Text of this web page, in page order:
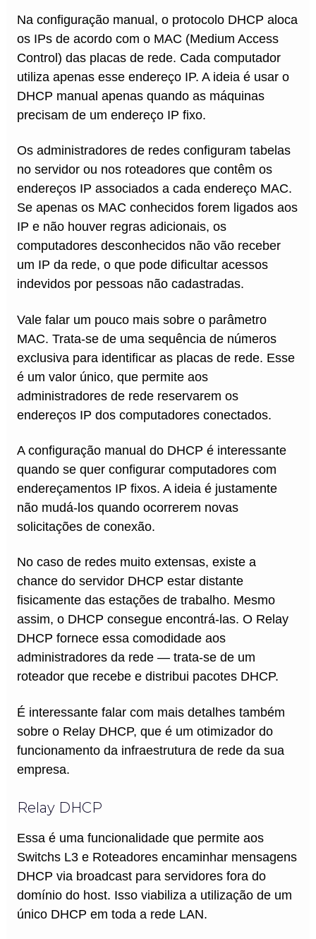
Na configuração manual, o protocolo DHCP aloca
os IPs de acordo com o MAC (Medium Access
Control) das placas de rede. Cada computador
utiliza apenas esse endereço IP. A ideia é usar o
DHCP manual apenas quando as máquinas
precisam de um endereço IP fixo.
Os administradores de redes configuram tabelas
no servidor ou nos roteadores que contêm os
endereços IP associados a cada endereço MAC.
Se apenas os MAC conhecidos forem ligados aos
IP e não houver regras adicionais, os
computadores desconhecidos não vão receber
um IP da rede, o que pode dificultar acessos
indevidos por pessoas não cadastradas.
Vale falar um pouco mais sobre o parâmetro
MAC. Trata-se de uma sequência de números
exclusiva para identificar as placas de rede. Esse
é um valor único, que permite aos
administradores de rede reservarem os
endereços IP dos computadores conectados.
A configuração manual do DHCP é interessante
quando se quer configurar computadores com
endereçamentos IP fixos. A ideia é justamente
não mudá-los quando ocorrerem novas
solicitações de conexão.
No caso de redes muito extensas, existe a
chance do servidor DHCP estar distante
fisicamente das estações de trabalho. Mesmo
assim, o DHCP consegue encontrá-las. O Relay
DHCP fornece essa comodidade aos
administradores da rede — trata-se de um
roteador que recebe e distribui pacotes DHCP.
É interessante falar com mais detalhes também
sobre o Relay DHCP, que é um otimizador do
funcionamento da infraestrutura de rede da sua
empresa.
Relay DHCP
Essa é uma funcionalidade que permite aos
Switchs L3 e Roteadores encaminhar mensagens
DHCP via broadcast para servidores fora do
domínio do host. Isso viabiliza a utilização de um
único DHCP em toda a rede LAN.